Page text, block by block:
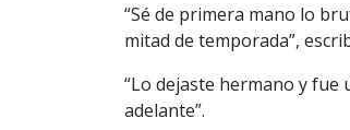
“Sé de primera mano lo
mitad de temporada”,
“Lo dejaste hermano y fue
adelante”.